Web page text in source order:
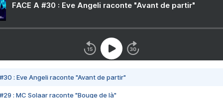
FACE A #30 : Eve Angeli raconte "Avant de partir"
#30 : Eve Angeli raconte "Avant de partir"
#29 : MC Solaar raconte "Bouge de là"